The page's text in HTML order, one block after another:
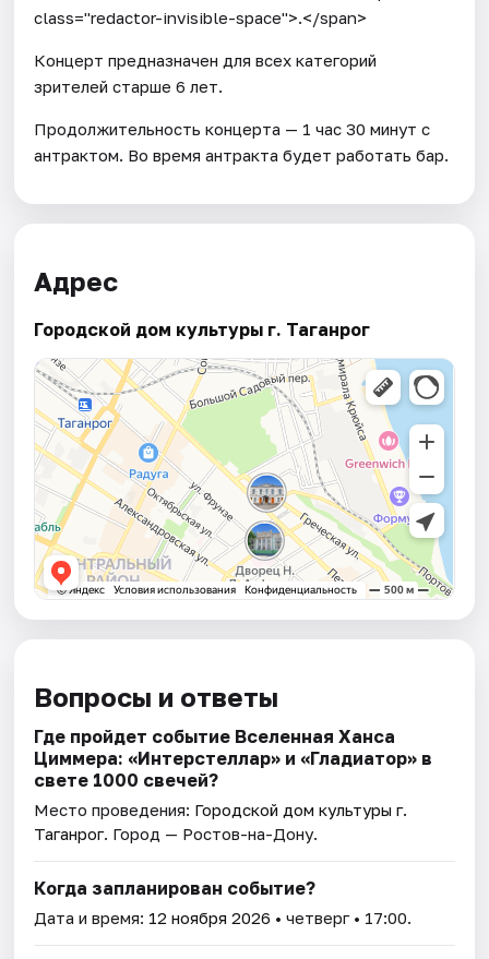
class="redactor-invisible-space">.</span>
Концерт предназначен для всех категорий
зрителей старше 6 лет.
Продолжительность концерта — 1 час 30 минут с
антрактом. Во время антракта будет работать бар.
Адрес
Городской дом культуры г. Таганрог
Вопросы и ответы
Где пройдет событие Вселенная Ханса
Циммера: «Интерстеллар» и «Гладиатор» в
свете 1000 свечей?
Место проведения: Городской дом культуры г.
Таганрог. Город — Ростов-на-Дону.
Когда запланирован событие?
Дата и время: 12 ноября 2026 • четверг • 17:00.